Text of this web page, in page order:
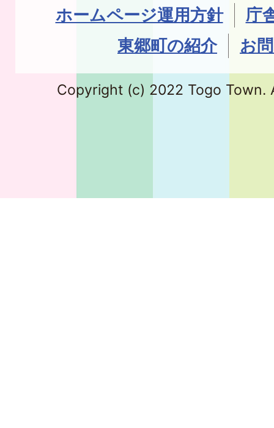
ホームページ運用方針
庁
東郷町の紹介
お
Copyright (c) 2022 Togo Town.